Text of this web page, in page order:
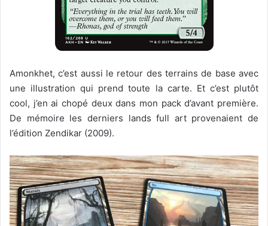
Amonkhet, c’est aussi le retour des terrains de base avec
une illustration qui prend toute la carte. Et c’est plutôt
cool, j’en ai chopé deux dans mon pack d’avant première.
De mémoire les derniers lands full art provenaient de
l’édition Zendikar (2009).